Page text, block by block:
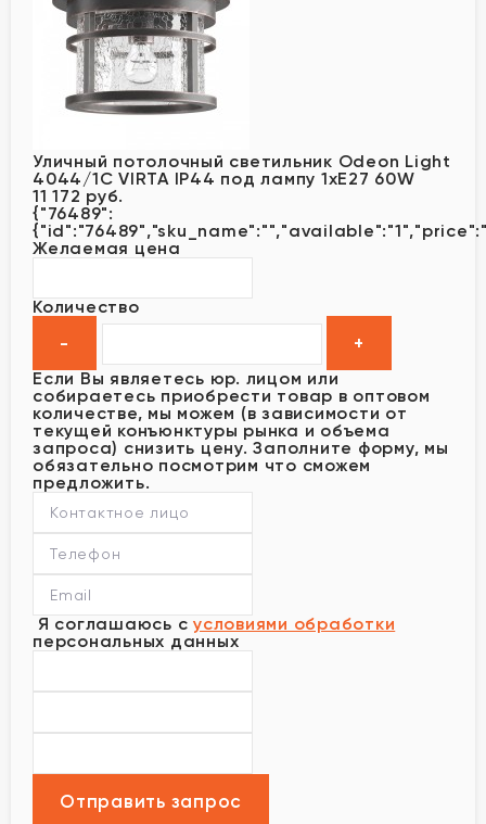
Уличный потолочный светильник Odeon Light
4044/1C VIRTA IP44 под лампу 1xE27 60W
11 172 руб.
{"76489":
Желаемая цена
Количество
Если Вы являетесь юр. лицом или
собираетесь приобрести товар в оптовом
количестве, мы можем (в зависимости от
текущей конъюнктуры рынка и объема
запроса) снизить цену. Заполните форму, мы
обязательно посмотрим что сможем
предложить.
Я соглашаюсь с условиями обработки
персональных данных